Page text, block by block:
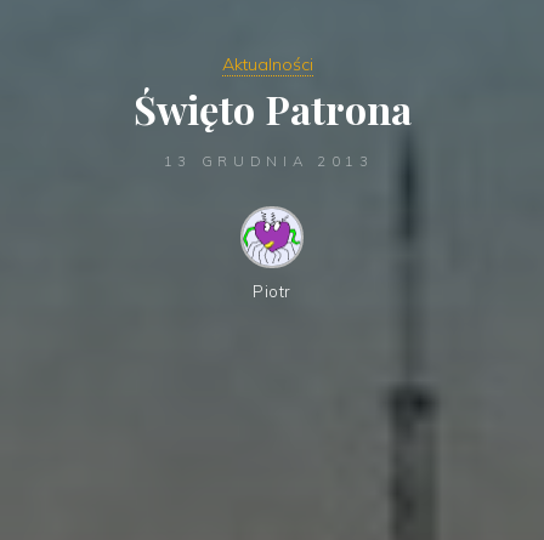
Aktualności
Święto Patrona
13 GRUDNIA 2013
Piotr